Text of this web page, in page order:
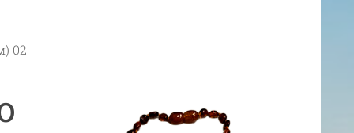
02